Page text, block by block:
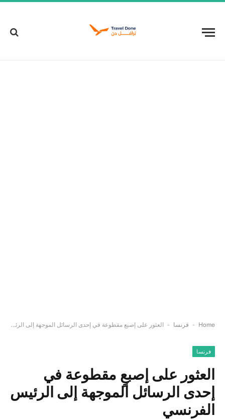
Home
- فرنسا - العثور على إصبعٍ مقطوعة في إحدى الرسائل الموجهة إلى الرئيس الفرنسي
فرنسا
العثور على إصبعٍ مقطوعة في
إحدى الرسائل الموجهة إلى الرئيس
الفرنسي